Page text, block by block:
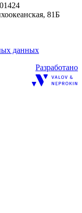
81Б
данных
Разработано